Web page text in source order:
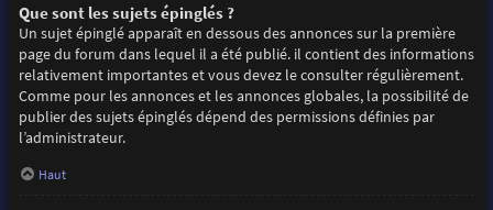
Que sont les sujets épinglés ?
Un sujet épinglé apparaît en dessous des annonces sur la première
page du forum dans lequel il a été publié. il contient des informations
relativement importantes et vous devez le consulter régulièrement.
Comme pour les annonces et les annonces globales, la possibilité de
publier des sujets épinglés dépend des permissions définies par
l’administrateur.
Haut